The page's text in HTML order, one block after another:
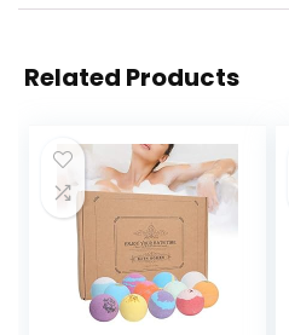
Related Products